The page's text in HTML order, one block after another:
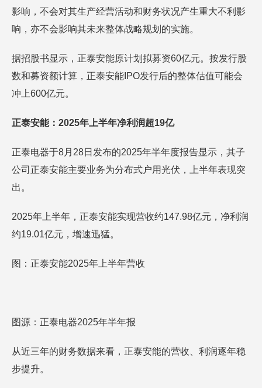
影响，不会对其生产经营活动和财务状况产生重大不利影
响，亦不会影响其未来整体战略规划的实施。
据招股书显示，正泰安能原计划拟募资60亿元。按发行股
数和募资额计算，正泰安能IPO发行后的整体估值可能会
冲上600亿元。
正泰安能：2025年上半年净利润超19亿
正泰电器于8月28日发布的2025年半年度报告显示，其子
公司正泰安能主要业务为分布式户用光伏，上半年表现突
出。
2025年上半年，正泰安能实现营收约147.98亿元，净利润
约19.01亿元，增速迅猛。
图：正泰安能2025年上半年营收
图源：正泰电器2025年半年报
从近三年的财务数据来看，正泰安能的营收、利润逐年稳
步提升。